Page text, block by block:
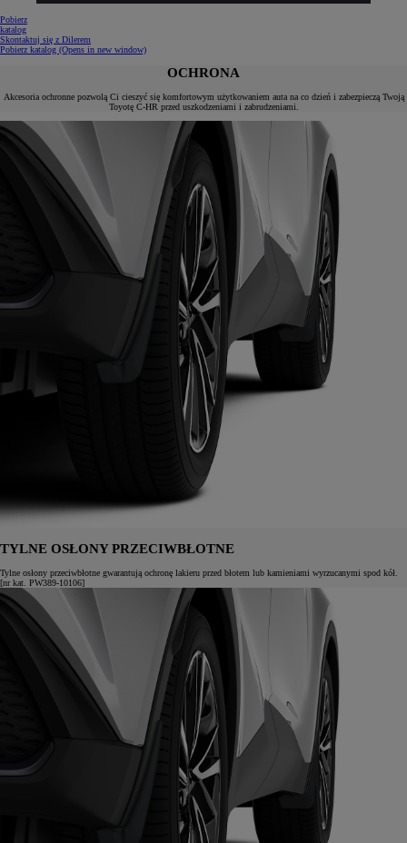
Pobierz
katalog
Skontaktuj się z Dilerem
Pobierz katalog (Opens in new window)
OCHRONA
Akcesoria ochronne pozwolą Ci cieszyć się komfortowym użytkowaniem auta na co dzień i zabezpieczą Twoją
Toyotę C-HR przed uszkodzeniami i zabrudzeniami.
TYLNE OSŁONY PRZECIWBŁOTNE
Tylne osłony przeciwbłotne gwarantują ochronę lakieru przed błotem lub kamieniami wyrzucanymi spod kół.
[nr kat. PW389-10106]